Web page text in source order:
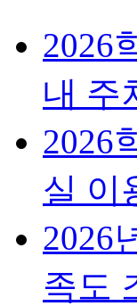
2026
내 주
2026
실 이
2026
족도